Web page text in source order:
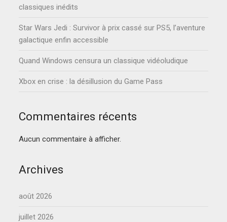
classiques inédits
Star Wars Jedi : Survivor à prix cassé sur PS5, l’aventure
galactique enfin accessible
Quand Windows censura un classique vidéoludique
Xbox en crise : la désillusion du Game Pass
Commentaires récents
Aucun commentaire à afficher.
Archives
août 2026
juillet 2026